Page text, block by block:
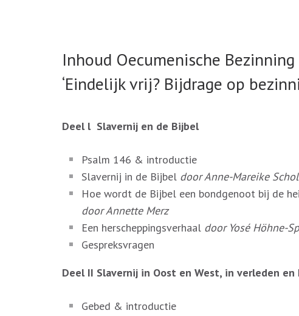
Inhoud Oecumenische
‘Eindelijk vrij? Bijdrage op
Deel l Slavernij en de Bijbel
Psalm 146 & introductie
Slavernij in de Bijbel door Anne-Mareike
Hoe wordt de Bijbel een bondgenoot bij de
door Annette Merz
Een herscheppingsverhaal door Yosé Höhne-
Gespreksvragen
Deel II Slavernij in Oost en West, in verleden en
Gebed & introductie